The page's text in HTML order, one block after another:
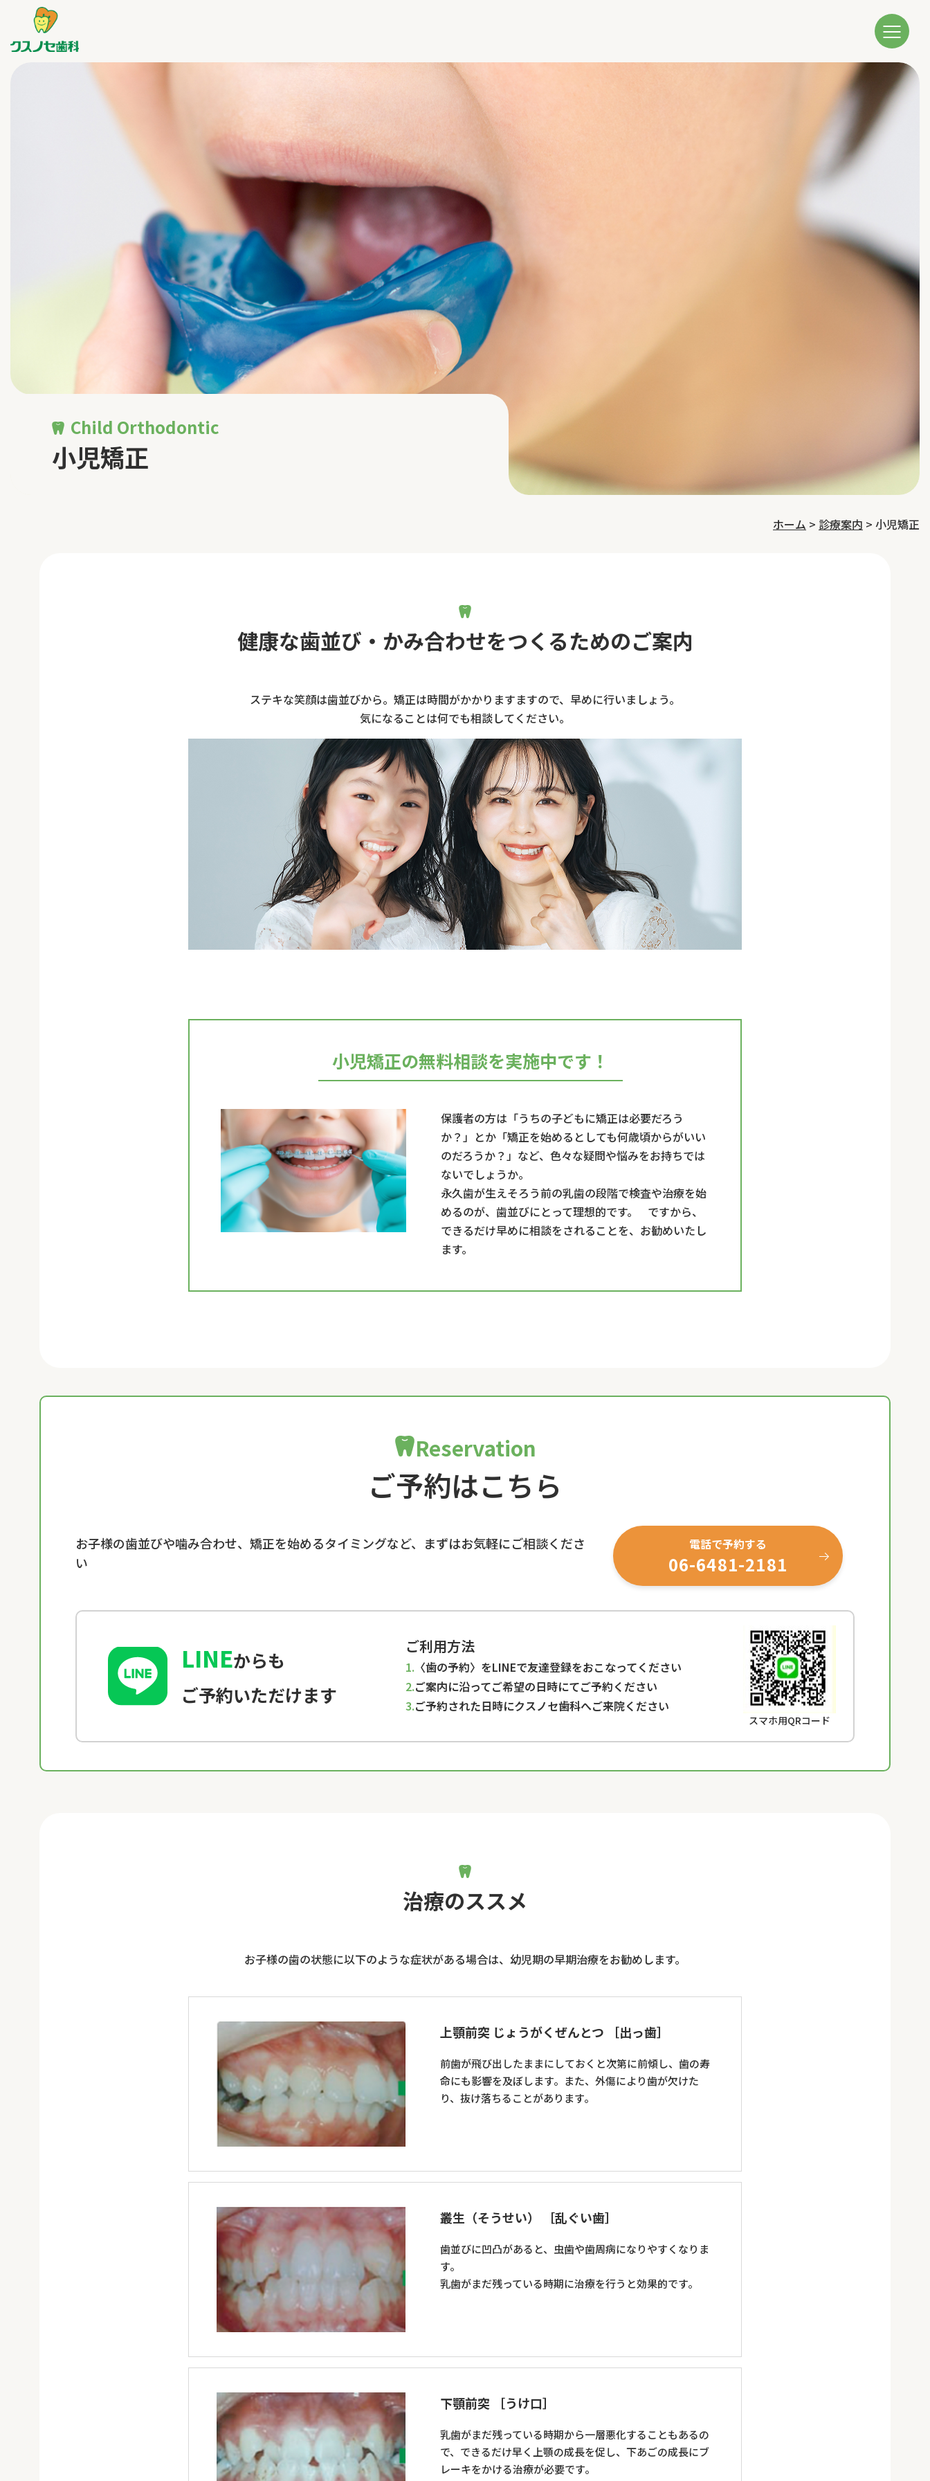
Child Orthodontic
小児矯正
ホーム > 診療案内 > 小児矯正
健康な歯並び・かみ合わせをつくるためのご案内
ステキな笑顔は歯並びから。矯正は時間がかかりますますので、早めに行いましょう。
気になることは何でも相談してください。
小児矯正の無料相談を実施中です！
保護者の方は「うちの子どもに矯正は必要だろう
か？」とか「矯正を始めるとしても何歳頃からがいい
のだろうか？」など、色々な疑問や悩みをお持ちでは
ないでしょうか。
永久歯が生えそろう前の乳歯の段階で検査や治療を始
めるのが、歯並びにとって理想的です。 ですから、
できるだけ早めに相談をされることを、お勧めいたし
ます。
Reservation
ご予約はこちら
お子様の歯並びや噛み合わせ、矯正を始めるタイミングなど、まずはお気軽にご相談くださ
い
電話で予約する
06-6481-2181
LINEからも
ご予約いただけます
ご利用方法
〈歯の予約〉をLINEで友達登録をおこなってください
ご案内に沿ってご希望の日時にてご予約ください
ご予約された日時にクスノセ歯科へご来院ください
スマホ用QRコード
治療のススメ
お子様の歯の状態に以下のような症状がある場合は、幼児期の早期治療をお勧めします。
上顎前突 じょうがくぜんとつ ［出っ歯］
前歯が飛び出したままにしておくと次第に前傾し、歯の寿
命にも影響を及ぼします。また、外傷により歯が欠けた
り、抜け落ちることがあります。
叢生（そうせい） ［乱ぐい歯］
歯並びに凹凸があると、虫歯や歯周病になりやすくなりま
す。
乳歯がまだ残っている時期に治療を行うと効果的です。
下顎前突 ［うけ口］
乳歯がまだ残っている時期から一層悪化することもあるの
で、できるだけ早く上顎の成長を促し、下あごの成長にブ
レーキをかける治療が必要です。